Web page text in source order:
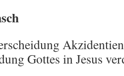
Gottes in Jesus